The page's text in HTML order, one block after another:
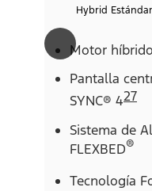
Hybrid Estándar
Motor
Pantalla
SYNC® 427
Sistema de
FLEXBED®
Tecnología